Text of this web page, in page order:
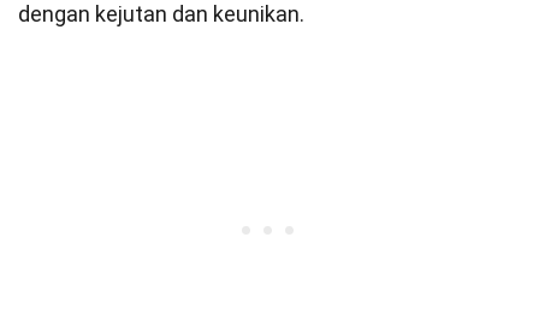
dengan kejutan dan keunikan.